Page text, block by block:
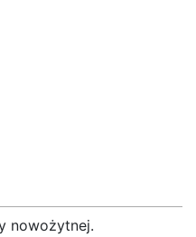
nowożytnej.